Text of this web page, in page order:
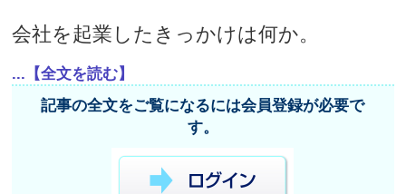
会社を起業したきっかけは何か。
...【全文を読む】
記事の全文をご覧になるには会員登録が必要で
す。